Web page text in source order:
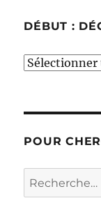
DÉBUT :
début
POUR
Recherche
pour :